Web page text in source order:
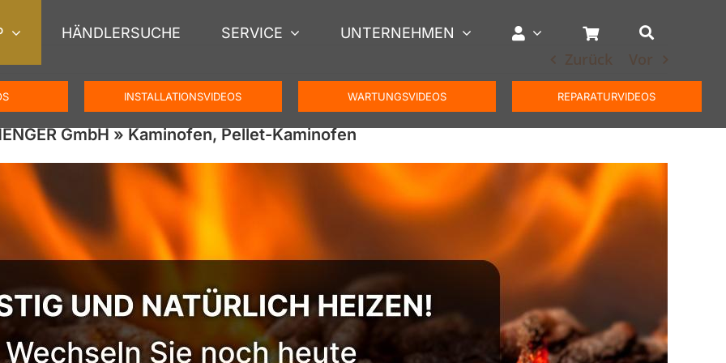
HÄNDLERSUCHE SERVICE UNTERNEHMEN
INSTALLATIONSVIDEOS WARTUNGSVIDEOS REPARATURVIDEOS
Zurück Vor
GmbH » Kaminofen, Pellet-Kaminofen